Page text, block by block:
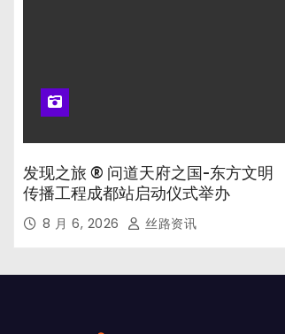
发现之旅 ® 问道天府之国-东方文明
传播工程成都站启动仪式举办
8 月 6, 2026 丝路资讯